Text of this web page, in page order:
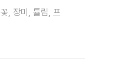
, 장미, 튤립, 프